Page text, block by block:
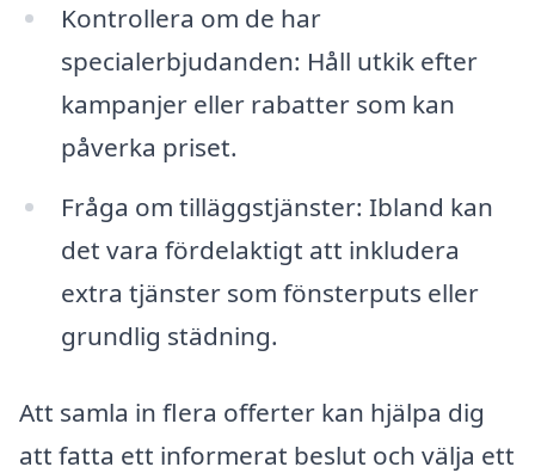
Kontrollera om de har
specialerbjudanden: Håll utkik efter
kampanjer eller rabatter som kan
påverka priset.
Fråga om tilläggstjänster: Ibland kan
det vara fördelaktigt att inkludera
extra tjänster som fönsterputs eller
grundlig städning.
Att samla in flera offerter kan hjälpa dig
att fatta ett informerat beslut och välja ett